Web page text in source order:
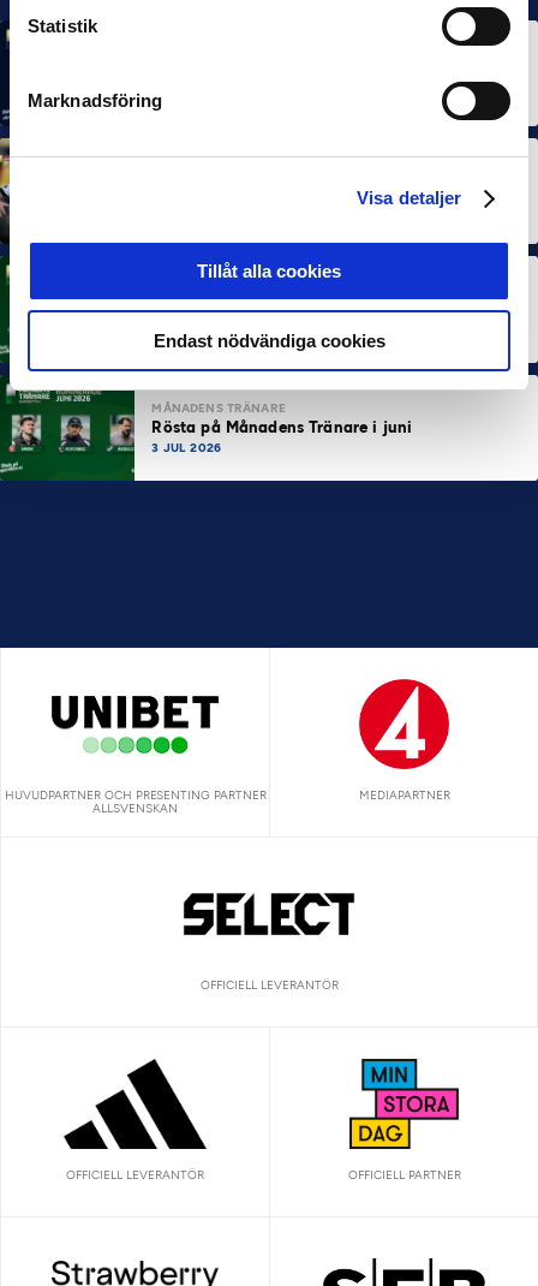
Statistik
Marknadsföring
Visa detaljer
Tillåt alla cookies
Endast nödvändiga cookies
Dubbla Landskrona-priser när juni summeras
Rösta på Månadens Spelare i juni
MÅNADENS TRÄNARE
Rösta på Månadens Tränare i juni
3 JUL 2026
HUVUDPARTNER OCH PRESENTING PARTNER
ALLSVENSKAN
MEDIAPARTNER
OFFICIELL LEVERANTÖR
OFFICIELL LEVERANTÖR OFFICIELL PARTNER